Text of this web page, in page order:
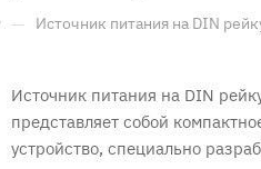
— Источник питания на DIN
Источник питания на DIN
представляет собой
устройство, специально